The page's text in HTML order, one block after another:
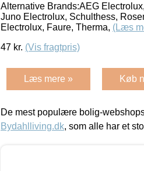
Alternative Brands:AEG
Juno Electrolux, Schulthess,
Electrolux, Faure, Therma, (Læs
47 kr. (Vis fragtpris)
Læs mere » Køb
De mest populære bolig-
Bydahlliving.dk, som alle har et